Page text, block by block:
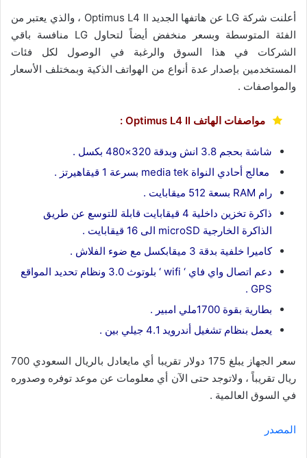
أعلنت شركة LG عن هاتفها الجديد Optimus L4 II ، والذي يعتبر من
الفئة المتوسطة وبسعر منخفض أيضاً لتحاول LG منافسة باقي
الشركات في هذا السوق والرغبة في الوصول لكل فئات
المستخدمين بإصدار عدة أنواع من الهواتف الذكية وبمختلف الأسعار
والمواصفات .
مواصفات الهاتف Optimus L4 II :
شاشة بحجم 3.8 انش وبدقة 320×480 بكسل .
معالج أحادي النواة media tek بسرعة 1 قيقاهيرتز .
رام RAM بسعة 512 ميقابايت .
ذاكرة تخزين داخلية 4 قيقابايت قابلة للتوسع عن طريق
الذاكرة الخارجية microSD الى 16 قيقابايت .
كاميرا خلفية بدقة 3 ميقابكسل مع ضوء الفلاش .
دعم اتصال واي فاي ‘ wifi ‘ بلوتوث 3.0 ونظام تحديد المواقع
GPS .
بطارية بقوة 1700ملي امبير .
يعمل بنظام تشغيل أندرويد 4.1 جيلي بين .
سعر الجهاز يبلغ 175 دولار تقريبا أي مايعادل بالريال السعودي 700
ريال تقريباً ، ولاتوجد حتى الآن أي معلومات عن موعد توفره وصدوره
في السوق العالمية .
المصدر